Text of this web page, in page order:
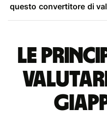
questo convertitore di
Le